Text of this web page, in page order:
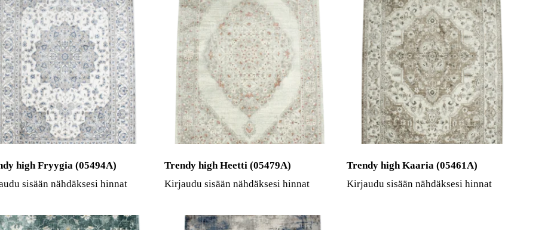
high Fryygia (05494A)
sisään nähdäksesi hinnat
Trendy high Heetti (05479A)
Kirjaudu sisään nähdäksesi hinnat
Trendy high Kaaria (05461A)
Kirjaudu sisään nähdäksesi hinnat